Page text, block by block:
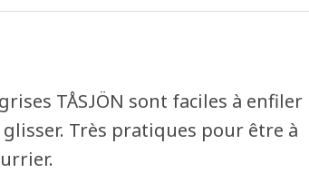
TÅSJÖN sont faciles à enfiler
Très pratiques pour être à